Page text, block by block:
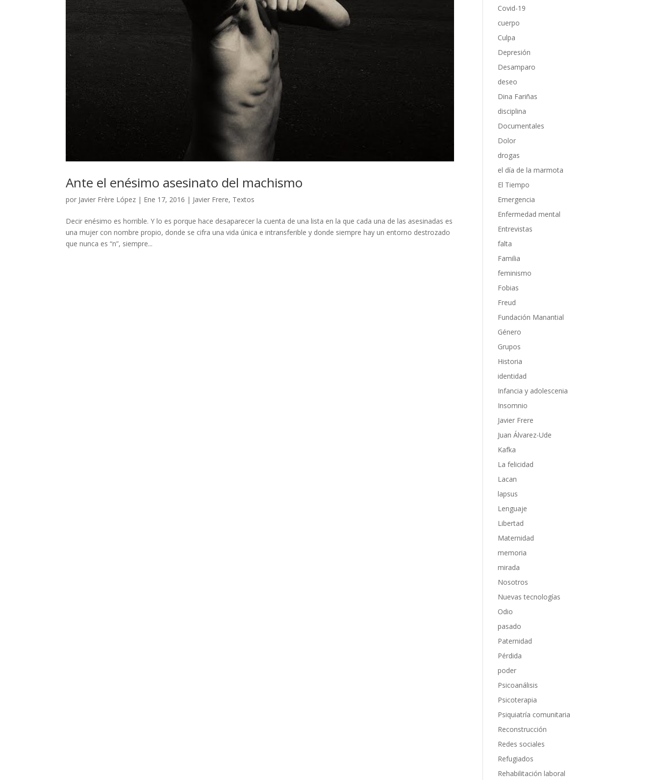
Ante el enésimo asesinato del machismo
por Javier Frère López | Ene 17, 2016 | Javier Frere, Textos
Decir enésimo es horrible. Y lo es porque hace desaparecer la cuenta de una lista en la que cada una de las asesinadas es
una mujer con nombre propio, donde se cifra una vida única e intransferible y donde siempre hay un entorno destrozado
que nunca es “n”, siempre...
Covid-19
cuerpo
Culpa
Depresión
Desamparo
deseo
Dina Fariñas
disciplina
Documentales
Dolor
drogas
el día de la marmota
El Tiempo
Emergencia
Enfermedad mental
Entrevistas
falta
Familia
feminismo
Fobias
Freud
Fundación Manantial
Género
Grupos
Historia
identidad
Infancia y adolescenia
Insomnio
Javier Frere
Juan Álvarez-Ude
Kafka
La felicidad
Lacan
lapsus
Lenguaje
Libertad
Maternidad
memoria
mirada
Nosotros
Nuevas tecnologías
Odio
pasado
Paternidad
Pérdida
poder
Psicoanálisis
Psicoterapia
Psiquiatría comunitaria
Reconstrucción
Redes sociales
Refugiados
Rehabilitación laboral